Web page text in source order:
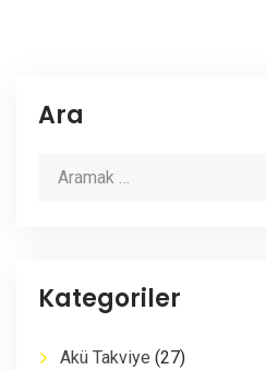
Ara
Kategoriler
Akü Takviye (27)